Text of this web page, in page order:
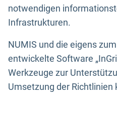
notwendigen
Infrastrukturen.
NUMIS und die eigens
entwickelte Software
Werkzeuge zur
Umsetzung der Richtlinien